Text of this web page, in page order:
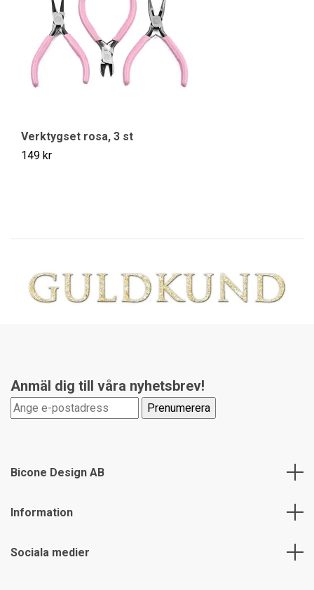
Verktygset rosa, 3 st
149 kr
Anmäl dig till våra nyhetsbrev!
Bicone Design AB
Information
Sociala medier